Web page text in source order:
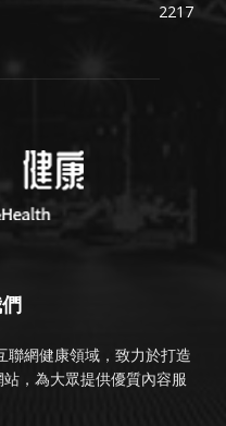
2217
聯網健康領域，致力於打造
，為大眾提供優質內容服